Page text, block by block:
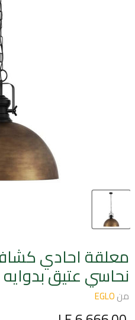
معلقة احادي
نحاسي عتيق بدوايه E2743214
منEGLO